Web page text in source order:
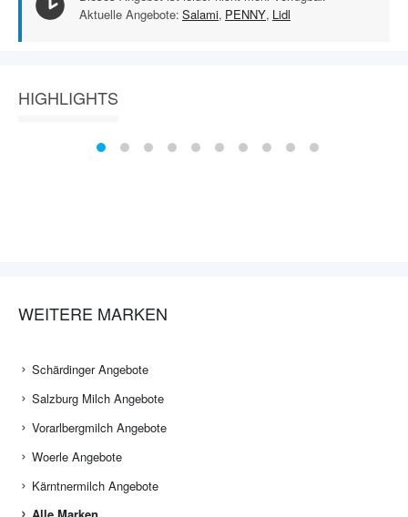
Aktuelle Angebote: Salami, PENNY, Lidl
HIGHLIGHTS
WEITERE MARKEN
Schärdinger Angebote
Salzburg Milch Angebote